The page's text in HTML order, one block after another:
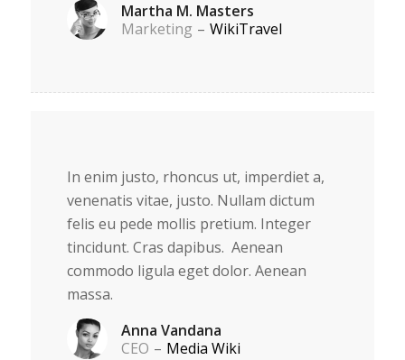
Martha M. Masters
Marketing – WikiTravel
In enim justo, rhoncus ut, imperdiet a,
venenatis vitae, justo. Nullam dictum
felis eu pede mollis pretium. Integer
tincidunt. Cras dapibus. Aenean
commodo ligula eget dolor. Aenean
massa.
Anna Vandana
CEO – Media Wiki